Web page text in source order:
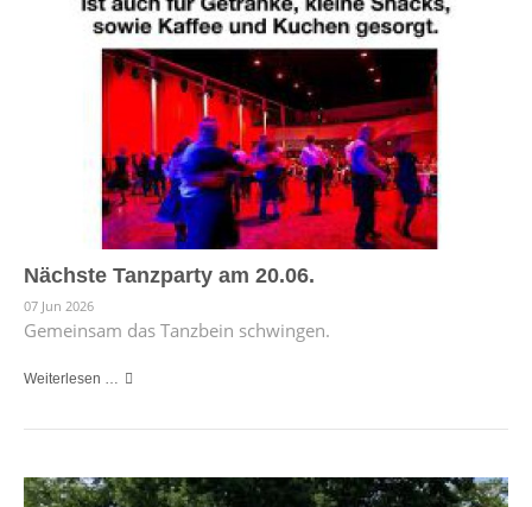
Nächste Tanzparty am 20.06.
07 Jun 2026
Gemeinsam das Tanzbein schwingen.
Weiterlesen …